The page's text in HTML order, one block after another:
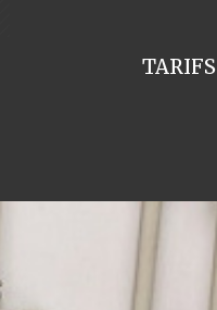
TARIFS